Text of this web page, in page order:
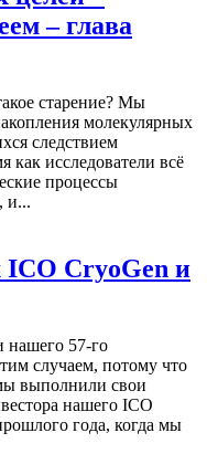
– глава
старение? Мы
молекулярных
следствием
как исследователи всё
процессы
и...
ICO CryoGen и
нашего 57-го
случаем, потому что
выполнили свои
нашего ICO
года, когда мы